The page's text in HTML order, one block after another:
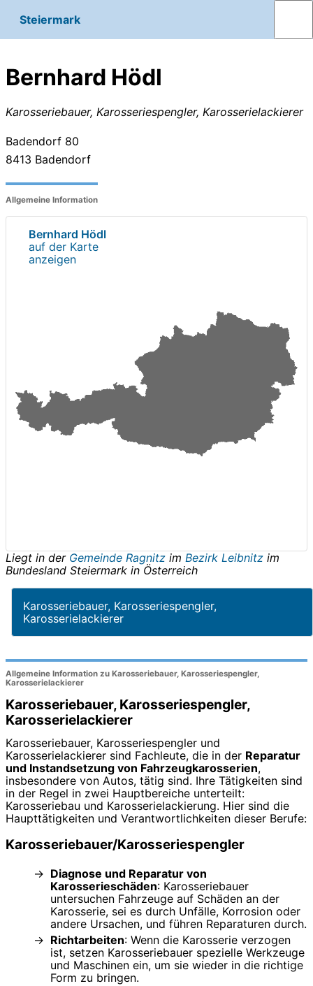
Steiermark
Bernhard Hödl
Karosseriebauer, Karosseriespengler, Karosserielackierer
Badendorf 80
8413 Badendorf
Allgemeine Information
Bernhard Hödl
auf der Karte
anzeigen
Liegt in der Gemeinde Ragnitz im Bezirk Leibnitz im
Bundesland Steiermark in Österreich
Karosseriebauer, Karosseriespengler,
Karosserielackierer
Allgemeine Information zu Karosseriebauer, Karosseriespengler,
Karosserielackierer
Karosseriebauer, Karosseriespengler,
Karosserielackierer
Karosseriebauer, Karosseriespengler und
Karosserielackierer sind Fachleute, die in der Reparatur
und Instandsetzung von Fahrzeugkarosserien,
insbesondere von Autos, tätig sind. Ihre Tätigkeiten sind
in der Regel in zwei Hauptbereiche unterteilt:
Karosseriebau und Karosserielackierung. Hier sind die
Haupttätigkeiten und Verantwortlichkeiten dieser Berufe:
Karosseriebauer/Karosseriespengler
Diagnose und Reparatur von
Karosserieschäden: Karosseriebauer
untersuchen Fahrzeuge auf Schäden an der
Karosserie, sei es durch Unfälle, Korrosion oder
andere Ursachen, und führen Reparaturen durch.
Richtarbeiten: Wenn die Karosserie verzogen
ist, setzen Karosseriebauer spezielle Werkzeuge
und Maschinen ein, um sie wieder in die richtige
Form zu bringen.